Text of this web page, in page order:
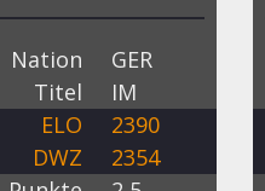
Nation
GER
Titel
IM
ELO
2390
DWZ
2354